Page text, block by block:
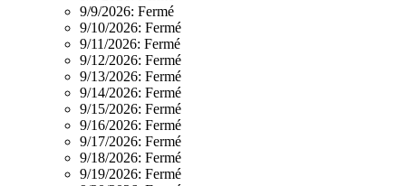
9/9/2026: Fermé
9/10/2026: Fermé
9/11/2026: Fermé
9/12/2026: Fermé
9/13/2026: Fermé
9/14/2026: Fermé
9/15/2026: Fermé
9/16/2026: Fermé
9/17/2026: Fermé
9/18/2026: Fermé
9/19/2026: Fermé